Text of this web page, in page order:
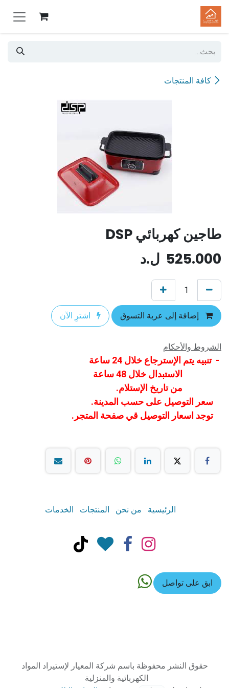
تخطي للذهاب إلى المحتوى
كافة المنتجات
طاجين كهربائي DSP
525.000 ل.د
إضافة إلى عربة التسوق اشترِ الآن
الشروط والأحكام
- تنبيه يتم الإسترجاع خلال 24 ساعة
الاستبدال خلال 48 ساعة
من تاريخ الإستلام.
سعر التوصيل على حسب المدينة.
توجد اسعار التوصيل قي صفحة المتجر.
الرئيسية من نحن المنتجات الخدمات
ابق على تواصل
حقوق النشر محفوظة باسم شركة المعيار لإستيراد المواد
الكهربائية والمنزلية